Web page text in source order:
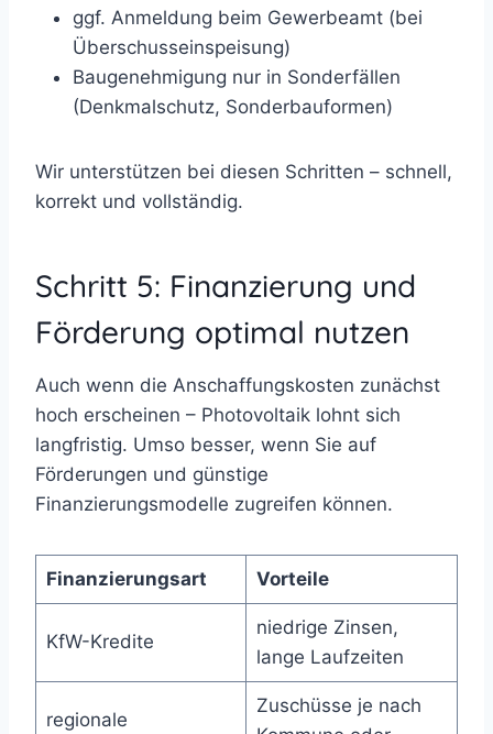
ggf. Anmeldung beim Gewerbeamt (bei
Überschusseinspeisung)
Baugenehmigung nur in Sonderfällen
(Denkmalschutz, Sonderbauformen)
Wir unterstützen bei diesen Schritten – schnell,
korrekt und vollständig.
Schritt 5: Finanzierung und
Förderung optimal nutzen
Auch wenn die Anschaffungskosten zunächst
hoch erscheinen – Photovoltaik lohnt sich
langfristig. Umso besser, wenn Sie auf
Förderungen und günstige
Finanzierungsmodelle zugreifen können.
Finanzierungsart Vorteile
KfW-Kredite
niedrige Zinsen,
lange Laufzeiten
regionale
Zuschüsse je nach